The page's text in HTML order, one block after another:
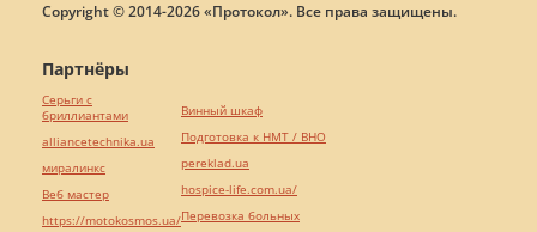
Copyright © 2014-2026 «Протокол». Все права защищены.
Партнёры
Серьги с
бриллиантами
alliancetechnika.ua
миралинкс
Веб мастер
https://motokosmos.ua/
Винный шкаф
Подготовка к НМТ / ВНО
pereklad.ua
hospice-life.com.ua/
Перевозка больных